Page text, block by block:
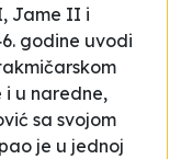
Jame II i
godine uvodi
i u naredne,
sa svojom
je u jednoj